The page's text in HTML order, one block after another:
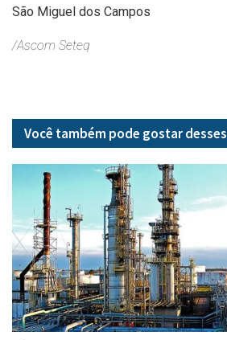
São Miguel dos Campos
/Ascom Seteq
Você também pode gostar desses